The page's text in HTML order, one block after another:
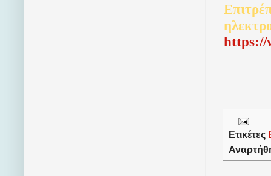
https://
Ετικέτες